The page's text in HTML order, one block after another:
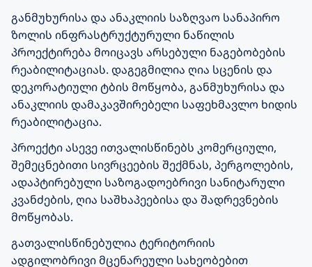
განმუხურისა და ანაკლიის საზღვაო სანაპირო
ზოლის ინფრასტრუქტურული ნაწილის
პროექტირება მოიცავს არსებული ნაგებობების
რეაბილიტაციას. დაგეგმილია ღია სცენის და
დეკორატიული ტბის მოწყობა, განმუხურისა და
ანაკლიის დამაკავშირებელი საფეხმავლო ხიდის
რეაბილიტაცია.
პროექტი ასევე ითვალისწინებს კომერციული,
შემეცნებითი სივრცეების შექმნას, პერგოლების,
ადაპტირებული საზოგადოებრივი სანიტარული
კვანძების, ღია საშხაპეებისა და შადრევნების
მოწყობას.
გათვალისწინებულია ტერიტორიის
ადგილობრივი მცენარეული სახეობებით